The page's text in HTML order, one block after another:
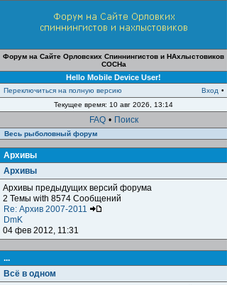
Форум на Сайте Орловских Спиннингистов и НАхлыстовиков
СОСНа
Hello Mobile Device User!
Переключиться на полную версию Вход •
Текущее время: 10 авг 2026, 13:14
FAQ • Поиск
Весь рыболовный форум
Архивы
Архивы
Архивы предыдущих версий форума
2 Темы with 8574 Сообщений
Re: Архив 2007-2011
DmK
04 фев 2012, 11:31
...
Всё в одном